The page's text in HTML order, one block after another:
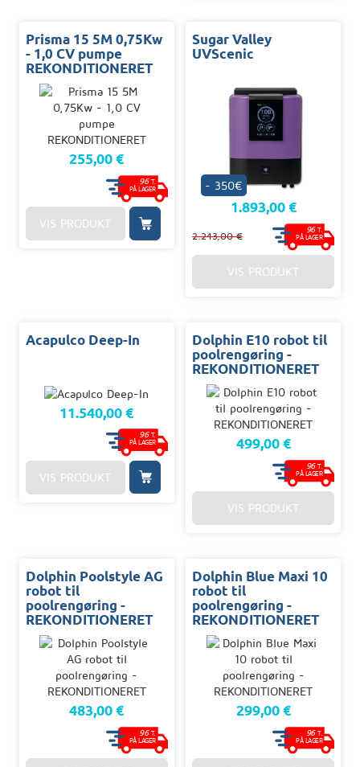
Prisma 15 5M 0,75Kw
- 1,0 CV pumpe
REKONDITIONERET
255,00 €
96 T.
PÅ LAGER
VIS PRODUKT
Sugar Valley
UVScenic
- 350€
1.893,00 €
2.243,00 €
96T.
PÅ LAGER
VIS PRODUKT
Acapulco Deep-In
11.540,00 €
96 T.
PÅ LAGER
VIS PRODUKT
Dolphin E10 robot til
poolrengøring -
REKONDITIONERET
499,00 €
96T.
PÅ LAGER
VIS PRODUKT
Dolphin Poolstyle AG
robot til
poolrengøring -
REKONDITIONERET
483,00 €
96 T.
PÅ LAGER
Dolphin Blue Maxi 10
robot til
poolrengøring -
REKONDITIONERET
299,00 €
96T.
PÅ LAGER